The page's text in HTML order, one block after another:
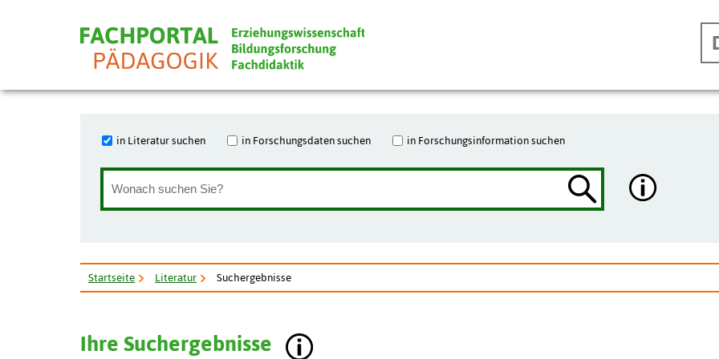
in Literatur suchen in Forschungsdaten suchen in Forschungsinformation suchen
Startseite Literatur Suchergebnisse
Ihre Suchergebnisse